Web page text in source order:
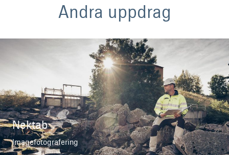
Andra uppdrag
Nektab
Imagefotografering